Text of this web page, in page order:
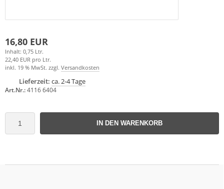
16,80 EUR
Inhalt: 0,75 Ltr.
22,40 EUR pro Ltr.
inkl. 19 % MwSt. zzgl. Versandkosten
Lieferzeit: ca. 2-4 Tage
Art.Nr.:4116 6404
IN DEN WARENKORB